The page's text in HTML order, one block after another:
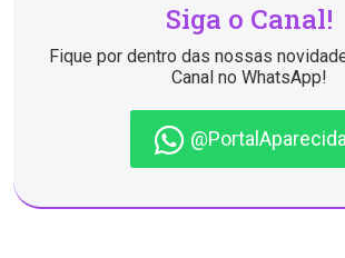
Siga o Canal!
Fique por dentro das nossas
Canal no WhatsApp!